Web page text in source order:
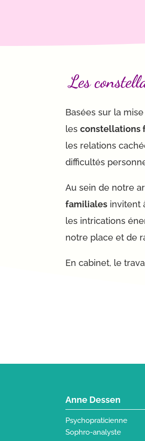
Les
Basées sur la
lesconstellations
les relations
difficultés
Au sein de notre
familiales invitent
les intrications
notre place et de
En cabinet, le
Anne Dessen
Psychopraticienne
Sophro-analyste